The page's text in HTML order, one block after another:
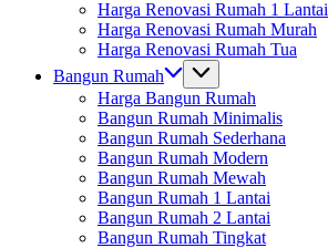
Harga Renovasi Rumah 1 Lantai
Harga Renovasi Rumah Murah
Harga Renovasi Rumah Tua
Bangun Rumah
Harga Bangun Rumah
Bangun Rumah Minimalis
Bangun Rumah Sederhana
Bangun Rumah Modern
Bangun Rumah Mewah
Bangun Rumah 1 Lantai
Bangun Rumah 2 Lantai
Bangun Rumah Tingkat